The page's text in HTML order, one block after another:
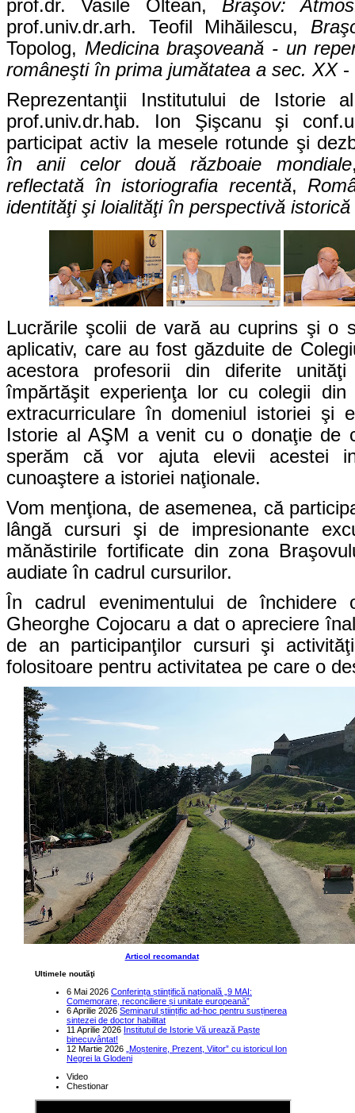
prof.dr. Vasile Oltean, Braşov:
prof.univ.dr.arh. Teofil Mihăilescu,
Topolog, Medicina braşoveană - un
româneşti în prima jumătatea a sec. XX-
Reprezentanţii Institutului de
prof.univ.dr.hab. Ion Şişcanu şi
participat activ la mesele rotunde şi
în anii celor două războaie mondiale
reflectată în istoriografia recentă,
identităţi şi loialităţi în perspectivă istorică
Lucrările şcolii de vară au cuprins şi o
aplicativ, care au fost găzduite de
acestora profesorii din diferite
împărtăşit experienţa lor cu colegii
extracurriculare în domeniul istoriei şi
Istorie al AŞM a venit cu o donaţie de
sperăm că vor ajuta elevii acestei
cunoaştere a istoriei naţionale.
Vom menţiona, de asemenea, că
lângă cursuri şi de impresionante
mănăstirile fortificate din zona
audiate în cadrul cursurilor.
În cadrul evenimentului de închidere
Gheorghe Cojocaru a dat o apreciere
de an participanţilor cursuri şi
folositoare pentru activitatea pe care o
Articol recomandat
Ultimele noutăţi
6 Mai 2026 Conferința științifică națională „9 MAI:
Comemorare, reconciliere și unitate europeană”
6 Aprilie 2026 Seminarul științific ad-hoc pentru susținerea
sintezei de doctor habilitat
11 Aprilie 2026 Institutul de Istorie Vă urează Paște
binecuvântat!
12 Martie 2026 „Moștenire, Prezent, Viitor” cu istoricul Ion
Negrei la Glodeni
Video
Chestionar